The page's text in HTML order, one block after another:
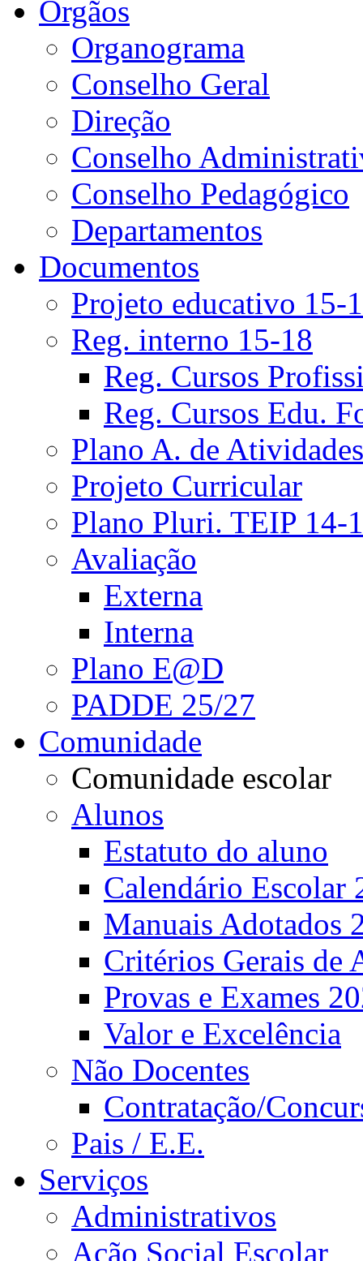
Orgãos
Organograma
Conselho Geral
Direção
Conselho
Conselho Pedagógico
Departamentos
Documentos
Projeto educativo 15-
Reg. interno 15-18
Reg. Cursos
Reg. Cursos Edu.
Plano A. de Atividades
Projeto Curricular
Plano Pluri. TEIP 14-
Avaliação
Externa
Interna
Plano E@D
PADDE 25/27
Comunidade
Comunidade escolar
Alunos
Estatuto do aluno
Calendário Escolar
Manuais Adotados
Critérios Gerais de
Provas e Exames
Valor e Excelência
Não Docentes
Contratação/
Pais / E.E.
Serviços
Administrativos
Ação Social Escolar